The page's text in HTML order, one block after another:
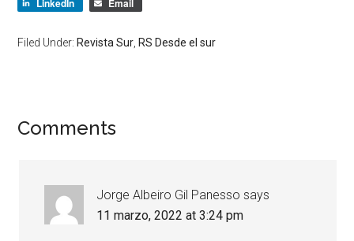
LinkedIn
Email
Filed Under: Revista Sur RS Desde el sur
Comments
Jorge Albeiro Gil Panesso says
11 marzo, 2022 at 3:24 pm